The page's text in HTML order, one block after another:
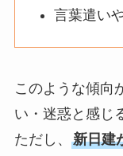
言葉遣い
このような傾向
い・迷惑と感じ
ただし、 新日建